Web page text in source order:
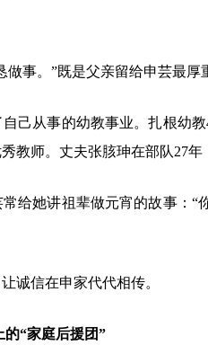
做事。”既是父亲留给申芸最
己从事的幼教事业。扎根幼
教师。丈夫张胲珅在部队27
给她讲祖辈做元宵的故事：
诚信在申家代代相传。
的“家庭后援团”